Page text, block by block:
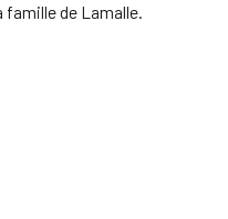
famille de Lamalle.